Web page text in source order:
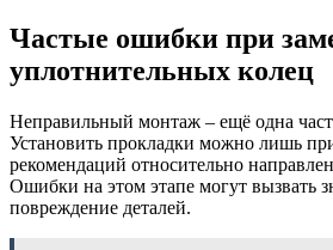
Частые ошибки при
уплотнительных колец
Неправильный монтаж – ещё одна
Установить прокладки можно лишь
рекомендаций относительно
Ошибки на этом этапе могут вызвать
повреждение деталей.